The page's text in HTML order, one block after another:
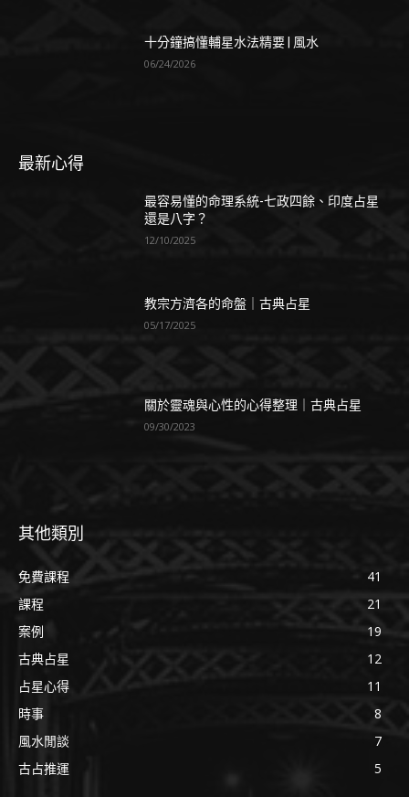
十分鐘搞懂輔星水法精要 | 風水
06/24/2026
最新心得
最容易懂的命理系統-七政四餘、印度占星
還是八字？
12/10/2025
教宗方濟各的命盤｜古典占星
05/17/2025
關於靈魂與心性的心得整理｜古典占星
09/30/2023
其他類別
免費課程
41
課程
21
案例
19
古典占星
12
占星心得
11
時事
8
風水閒談
7
古占推運
5